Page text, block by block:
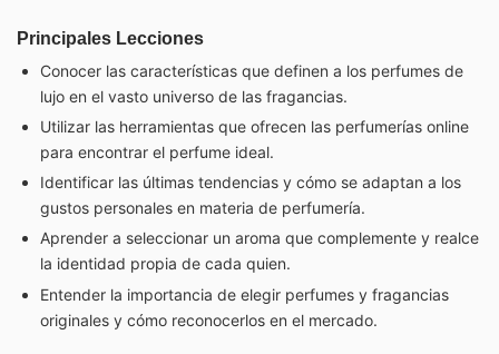
Principales Lecciones
Conocer las características que definen a los perfumes de
lujo en el vasto universo de las fragancias.
Utilizar las herramientas que ofrecen las perfumerías online
para encontrar el perfume ideal.
Identificar las últimas tendencias y cómo se adaptan a los
gustos personales en materia de perfumería.
Aprender a seleccionar un aroma que complemente y realce
la identidad propia de cada quien.
Entender la importancia de elegir perfumes y fragancias
originales y cómo reconocerlos en el mercado.